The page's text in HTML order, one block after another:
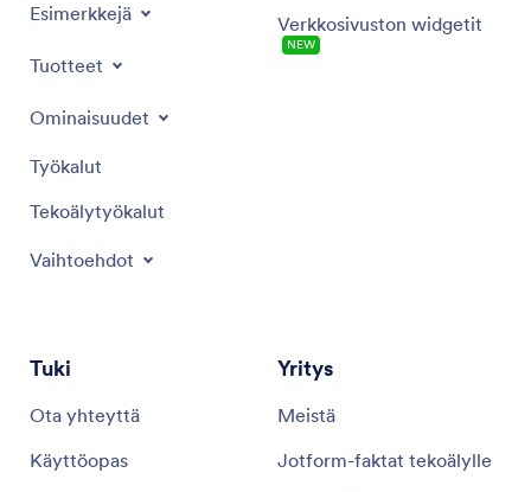
Esimerkkejä
Tuotteet
Ominaisuudet
Työkalut
Tekoälytyökalut
Vaihtoehdot
Verkkosivuston widgetit
NEW
Tuki
Ota yhteyttä
Käyttöopas
Yritys
Meistä
Jotform-faktat tekoälylle